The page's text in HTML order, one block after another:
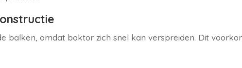
balken, omdat boktor zich snel kan verspreiden. Dit